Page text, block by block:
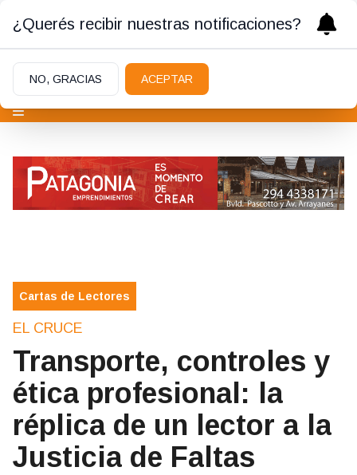
Cartas de Lectores
EL CRUCE
Transporte, controles y
ética profesional: la
réplica de un lector a la
Justicia de Faltas
¿Querés recibir nuestras notificaciones?
NO, GRACIAS ACEPTAR